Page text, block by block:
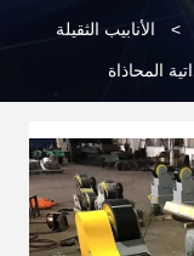
> الأنابيب الثقيلة